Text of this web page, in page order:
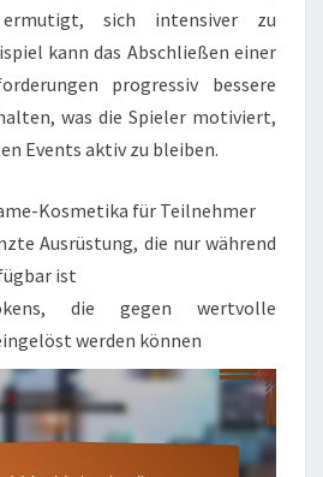
sich intensiver zu
kann das Abschließen einer
progressiv bessere
was die Spieler motiviert,
Events aktiv zu bleiben.
Kosmetika für Teilnehmer
Ausrüstung, die nur während
ist
die gegen wertvolle
werden können